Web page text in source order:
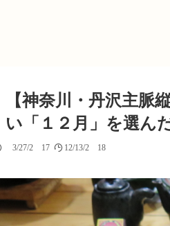
【神奈川・丹沢主
い「１２月」を選ん
03/27/2017 12/13/2018